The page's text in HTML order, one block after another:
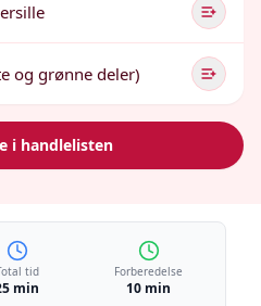
og grønne deler)
i handlelisten
tid
min
Forberedelse
10 min